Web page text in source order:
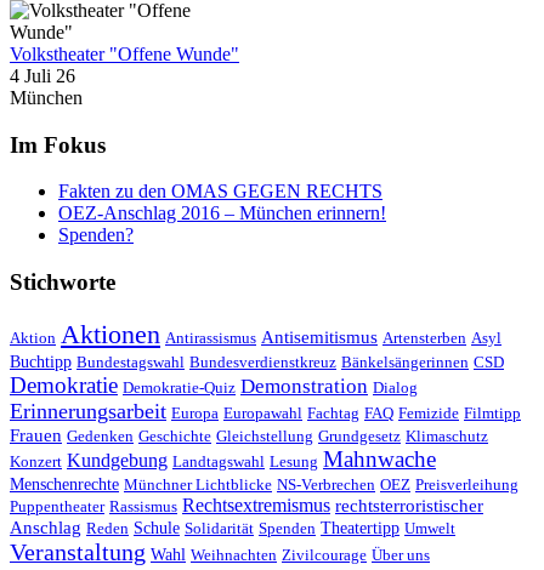
Volkstheater "Offene Wunde"
4 Juli 26
München
Im Fokus
Fakten zu den OMAS GEGEN RECHTS
OEZ-Anschlag 2016 – München erinnern!
Spenden?
Stichworte
Aktion Aktionen Antirassismus Antisemitismus Artensterben Asyl
Buchtipp Bundestagswahl Bundesverdienstkreuz Bänkelsängerinnen CSD
Demokratie Demokratie-Quiz Demonstration Dialog
Erinnerungsarbeit Europa Europawahl Fachtag FAQ Femizide Filmtipp
Frauen Gedenken Geschichte Gleichstellung Grundgesetz Klimaschutz
Konzert Kundgebung Landtagswahl Lesung Mahnwache
Menschenrechte Münchner Lichtblicke NS-Verbrechen OEZ Preisverleihung
Puppentheater Rassismus Rechtsextremismus rechtsterroristischer
Anschlag Reden Schule Solidarität Spenden Theatertipp Umwelt
Veranstaltung Wahl Weihnachten Zivilcourage Über uns